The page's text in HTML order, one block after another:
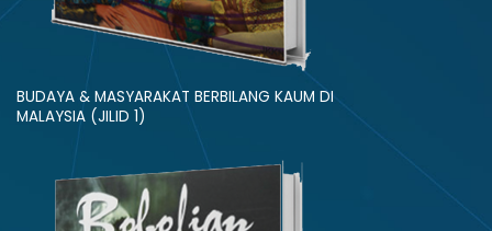
BUDAYA & MASYARAKAT BERBILANG KAUM DI
MALAYSIA (JILID 1)